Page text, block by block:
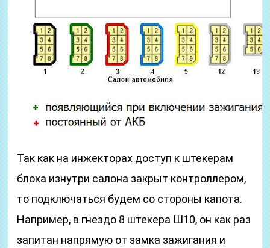
Так как на инжекторах доступ к штекерам
блока изнутри салона закрыт контроллером,
то подключаться будем со стороны капота.
Например, в гнездо 8 штекера Ш10, он как раз
запитан напрямую от замка зажигания и